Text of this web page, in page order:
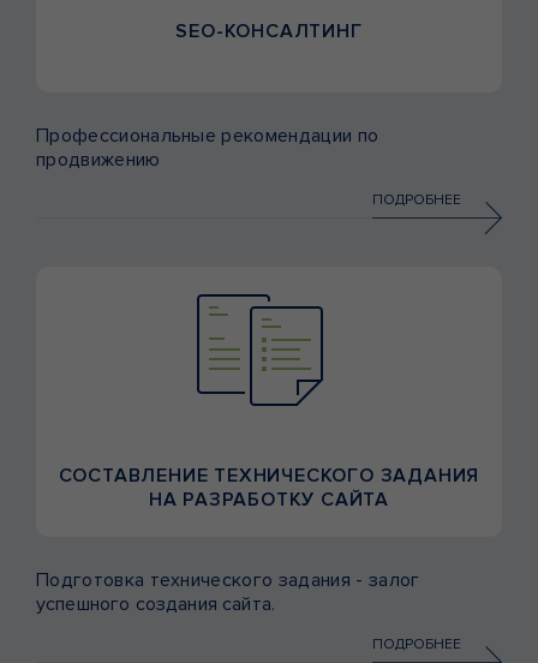
SEO-КОНСАЛТИНГ
Профессиональные рекомендации по
продвижению
ПОДРОБНЕЕ
СОСТАВЛЕНИЕ ТЕХНИЧЕСКОГО ЗАДАНИЯ
НА РАЗРАБОТКУ САЙТА
Подготовка технического задания - залог
успешного создания сайта.
ПОДРОБНЕЕ